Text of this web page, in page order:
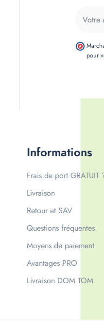
Informations
Frais de port GRATUIT
Livraison
Retour et SAV
Questions fréquentes
Moyens de paiement
Avantages PRO
Livraison DOM TOM
pour